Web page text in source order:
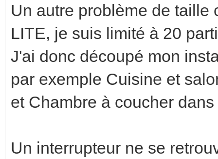
Un autre problème de taille
LITE, je suis limité à 20
J'ai donc découpé mon
par exemple Cuisine et
et Chambre à coucher
Un interrupteur ne se